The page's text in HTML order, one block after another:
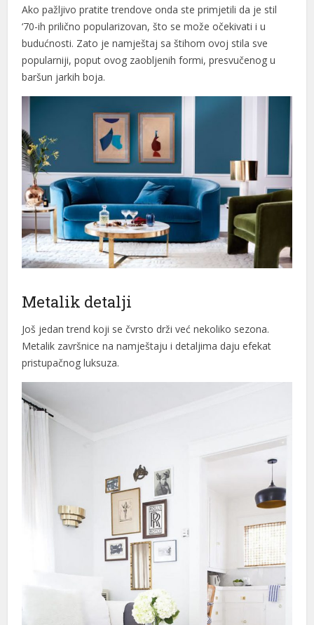
Ako pažljivo pratite trendove onda ste primjetili da je stil
‘70-ih prilično popularizovan, što se može očekivati i u
budućnosti. Zato je namještaj sa štihom ovoj stila sve
popularniji, poput ovog zaobljenih formi, presvučenog u
baršun jarkih boja.
Metalik detalji
Još jedan trend koji se čvrsto drži već nekoliko sezona.
Metalik završnice na namještaju i detaljima daju efekat
pristupačnog luksuza.